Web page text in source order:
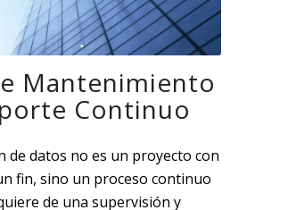
Mantenimiento
Continuo
de datos no es un proyecto con
fin, sino un proceso continuo
de una supervisión y